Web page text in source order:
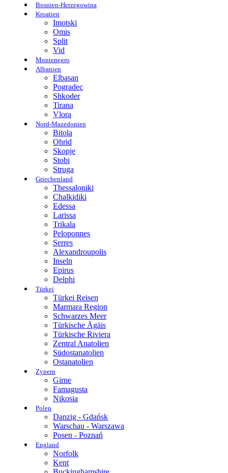
Bosnien-Herzegowina
Kroatien
Imotski
Omis
Split
Vid
Montenegro
Albanien
Elbasan
Pogradec
Shkoder
Tirana
Vlora
Nord-Mazedonien
Bitola
Ohrid
Skopje
Stobi
Struga
Griechenland
Thessaloniki
Chalkidiki
Edessa
Larissa
Trikala
Peloponnes
Serres
Alexandroupolis
Inseln
Epirus
Delphi
Türkei
Türkei Reisen
Marmara Region
Schwarzes Meer
Türkische Ägäis
Türkische Riviera
Zentral Anatolien
Südostanatolien
Ostanatolien
Zypern
Girne
Famagusta
Nikosia
Polen
Danzig - Gdańsk
Warschau - Warszawa
Posen - Poznań
England
Norfolk
Kent